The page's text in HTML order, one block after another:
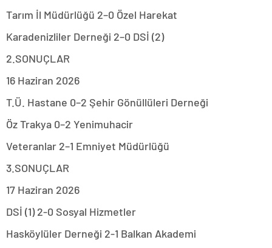
Tarım İl Müdürlüğü 2–0 Özel Harekat
Karadenizliler Derneği 2–0 DSİ (2)
2.SONUÇLAR
16 Haziran 2026
T.Ü. Hastane 0–2 Şehir Gönüllüleri Derneği
Öz Trakya 0–2 Yenimuhacir
Veteranlar 2–1 Emniyet Müdürlüğü
3.SONUÇLAR
17 Haziran 2026
DSİ (1) 2-0 Sosyal Hizmetler
Hasköylüler Derneği 2-1 Balkan Akademi